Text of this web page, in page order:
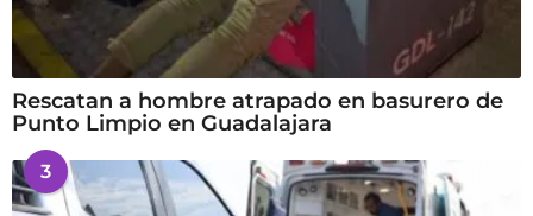
Rescatan a hombre atrapado en basurero de
Punto Limpio en Guadalajara
3